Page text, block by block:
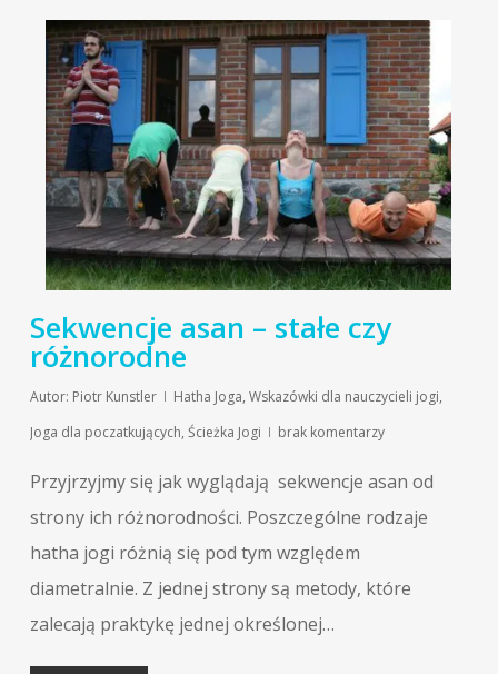
Sekwencje asan – stałe czy
różnorodne
Autor: Piotr Kunstler Hatha Joga, Wskazówki dla nauczycieli jogi,
Joga dla poczatkujących, Ścieżka Jogi brak komentarzy
Przyjrzyjmy się jak wyglądają sekwencje asan od
strony ich różnorodności. Poszczególne rodzaje
hatha jogi różnią się pod tym względem
diametralnie. Z jednej strony są metody, które
zalecają praktykę jednej określonej…